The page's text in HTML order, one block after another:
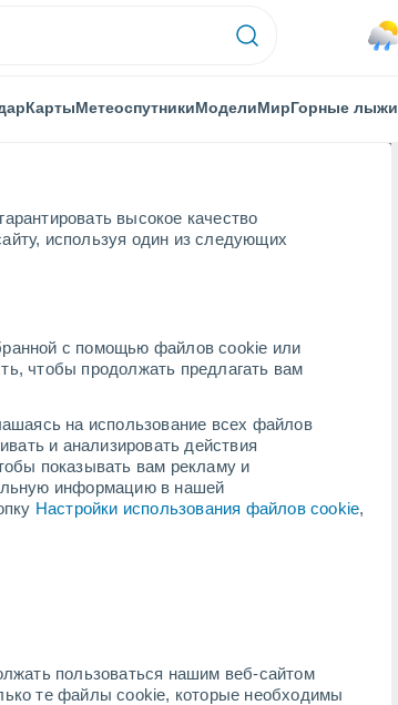
высокое качество
используя один из следующих
с помощью файлов cookie или
чтобы продолжать предлагать вам
на использование всех файлов
и анализировать действия
показывать вам рекламу и
информацию в нашей
Настройки использования файлов cookie,
пользоваться нашим веб-сайтом
те файлы cookie, которые необходимы
КартыМетеоспутникиМоделиМирГорные лыжи
Погода в Malbun
завтра
8 Авг.
воскресенье
9 Авг.
снега